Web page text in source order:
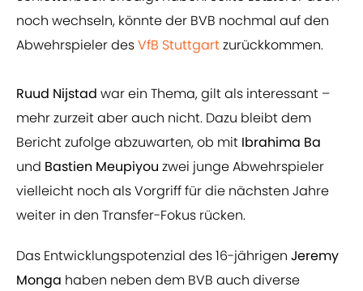
noch wechseln, könnte der BVB nochmal auf den
Abwehrspieler desVfB Stuttgartzurückkommen.
Ruud Nijstad war ein Thema, gilt als interessant –
mehr zurzeit aber auch nicht. Dazu bleibt dem
Bericht zufolge abzuwarten, ob mit Ibrahima Ba
und Bastien Meupiyou zwei junge Abwehrspieler
vielleicht noch als Vorgriff für die nächsten Jahre
weiter in den Transfer-Fokus rücken.
Das Entwicklungspotenzial des 16-jährigen Jeremy
Monga haben neben dem BVB auch diverse